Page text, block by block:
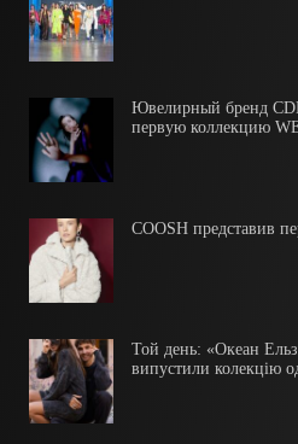
Ювелирный бренд
первую коллекцию
COOSH представив
Той день: «Океан
випустили колекцію